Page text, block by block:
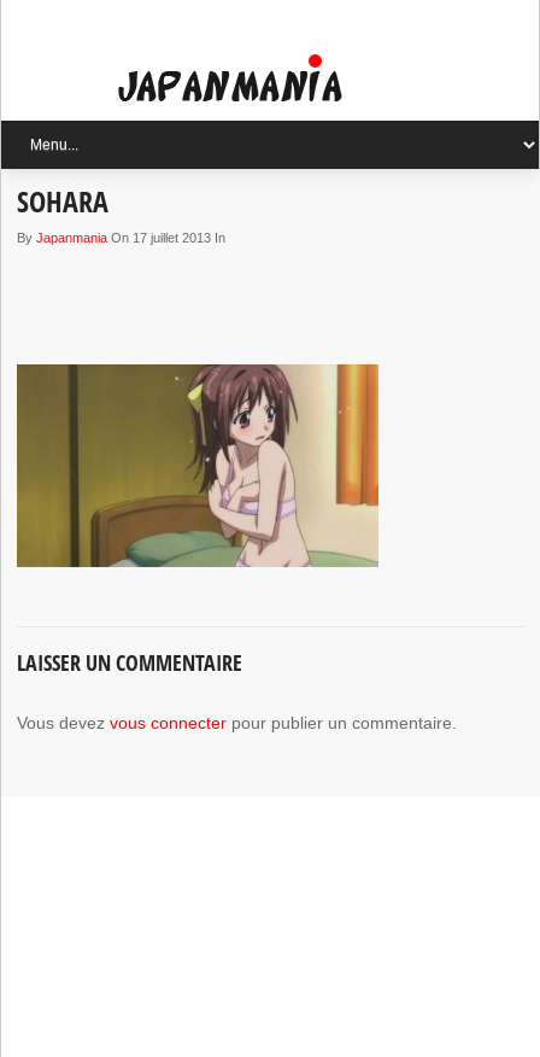
SOHARA
ByJapanmania On 17 juillet 2013 In
LAISSER UN COMMENTAIRE
Vous devezvous connecter pour publier un commentaire.